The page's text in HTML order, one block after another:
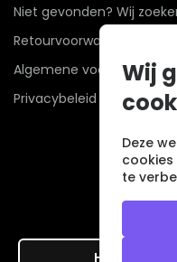
Niet gevonden? Wij
Retourvoorwaarden
Algemene voorwaarden
Privacybeleid
Hier de
Wij
Deze
te